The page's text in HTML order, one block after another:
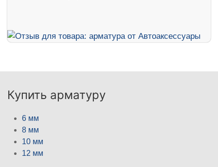
Купить арматуру
6 мм
8 мм
10 мм
12 мм